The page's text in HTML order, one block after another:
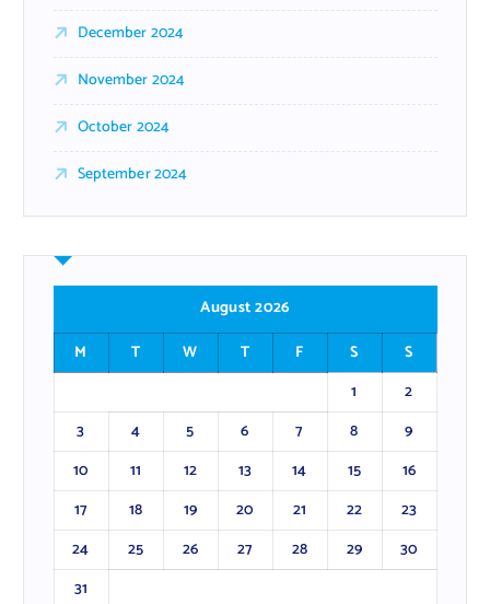
December 2024
November 2024
October 2024
September 2024
August 2026
M
T W T F S
S
1
2
3
4 5 6 7 8
9
10
11 12 13 14 15
16
17
18 19 20 21 22
23
24
25 26 27 28 29
30
31